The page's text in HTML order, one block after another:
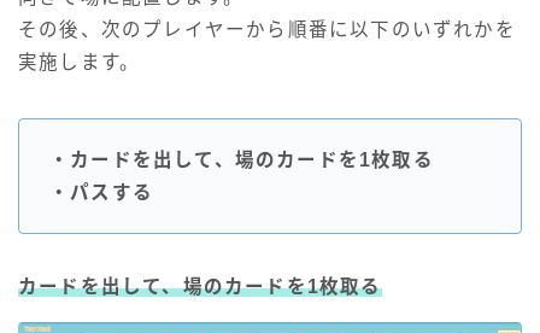
その後、次のプレイヤーから順番に以下のいずれかを
実施します。
・カードを出して、場のカードを1枚取る
・パスする
カードを出して、場のカードを1枚取る